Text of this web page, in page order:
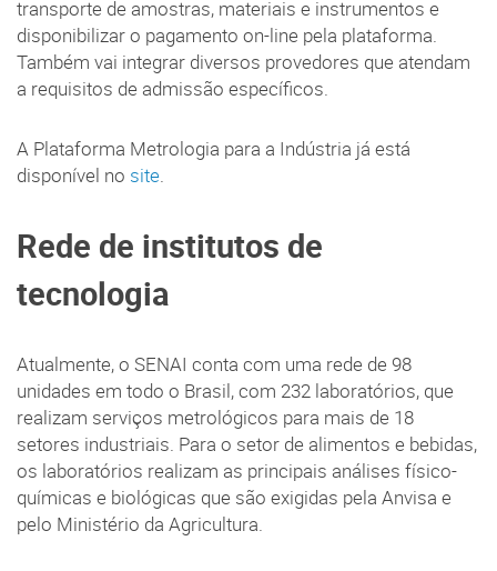
transporte de amostras, materiais e instrumentos e
disponibilizar o pagamento on-line pela plataforma.
Também vai integrar diversos provedores que atendam
a requisitos de admissão específicos.
A Plataforma Metrologia para a Indústria já está
disponível no site.
Rede de institutos de
tecnologia
Atualmente, o SENAI conta com uma rede de 98
unidades em todo o Brasil, com 232 laboratórios, que
realizam serviços metrológicos para mais de 18
setores industriais. Para o setor de alimentos e bebidas,
os laboratórios realizam as principais análises físico-
químicas e biológicas que são exigidas pela Anvisa e
pelo Ministério da Agricultura.